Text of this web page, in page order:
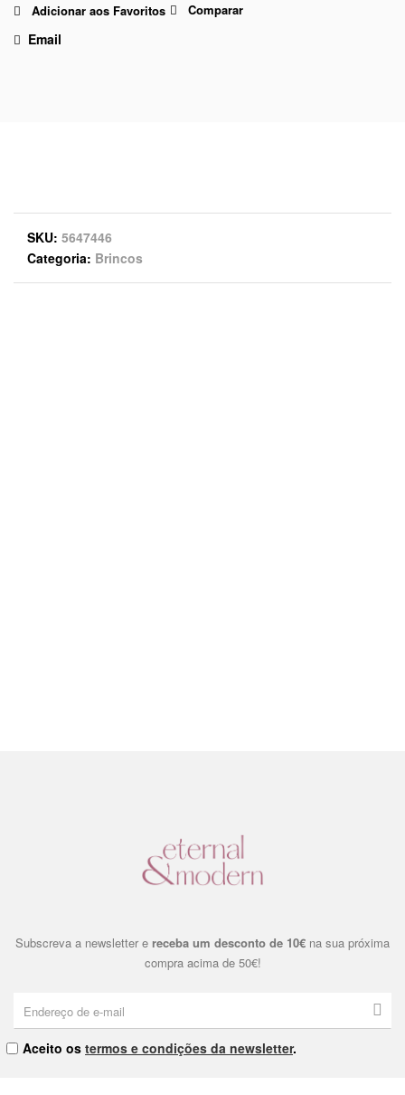
Adicionar aos Favoritos Comparar
Email
SKU 5647446
Categoria Brincos
Subscreva a newsletter e receba um desconto de 10€ na sua próxima
compra acima de 50€!
Aceito os termos e condições da newsletter.